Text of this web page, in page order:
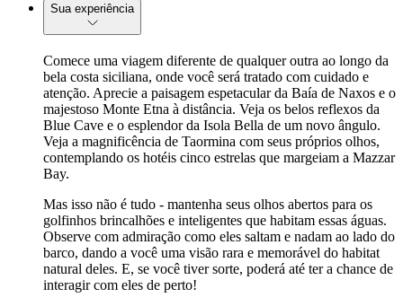
Sua experiência
Comece uma viagem diferente de qualquer outra ao longo da
bela costa siciliana, onde você será tratado com cuidado e
atenção. Aprecie a paisagem espetacular da Baía de Naxos e o
majestoso Monte Etna à distância. Veja os belos reflexos da
Blue Cave e o esplendor da Isola Bella de um novo ângulo.
Veja a magnificência de Taormina com seus próprios olhos,
contemplando os hotéis cinco estrelas que margeiam a Mazzar
Bay.
Mas isso não é tudo - mantenha seus olhos abertos para os
golfinhos brincalhões e inteligentes que habitam essas águas.
Observe com admiração como eles saltam e nadam ao lado do
barco, dando a você uma visão rara e memorável do habitat
natural deles. E, se você tiver sorte, poderá até ter a chance de
interagir com eles de perto!